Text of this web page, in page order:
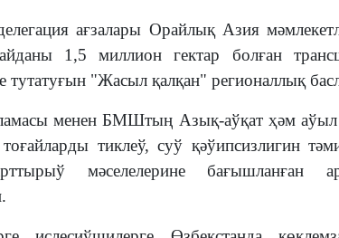
ағзалары Орайлық Азия
1,5 миллион гектар болған
тутатуғын "Жасыл қалқан" регионаллық
менен БМШтың Азық-аўқат ҳәм
тиклеў, суў қәўипсизлигин
мәселелерине бағышланған